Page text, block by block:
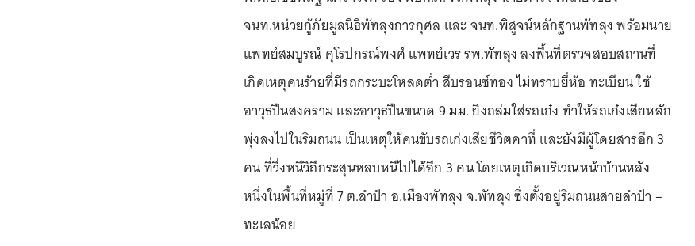
จนท.หน่วยกู้ภัยมูลนิธิพัทลุงการกุศล และ จนท.พิสูจน์หลักฐานพัทลุง พร้อมนาย
แพทย์สมบูรณ์ คุโรปกรณ์พงศ์ แพทย์เวร รพ.พัทลุง ลงพื้นที่ตรวจสอบสถานที่
เกิดเหตุคนร้ายที่มีรถกระบะโหลดต่ำ สีบรอนซ์ทอง ไม่ทราบยี่ห้อ ทะเบียน ใช้
อาวุธปืนสงคราม และอาวุธปืนขนาด 9 มม. ยิงถล่มใส่รถเก๋ง ทำให้รถเก๋งเสียหลัก
พุ่งลงไปในริมถนน เป็นเหตุให้คนขับรถเก๋งเสียชีวิตคาที่ และยังมีผู้โดยสารอีก 3
คน ที่วิ่งหนีวิถีกระสุนหลบหนีไปได้อีก 3 คน โดยเหตุเกิดบริเวณหน้าบ้านหลัง
หนึ่งในพื้นที่หมู่ที่ 7 ต.ลำปำ อ.เมืองพัทลุง จ.พัทลุง ซึ่งตั้งอยู่ริมถนนสายลำปำ –
ทะเลน้อย